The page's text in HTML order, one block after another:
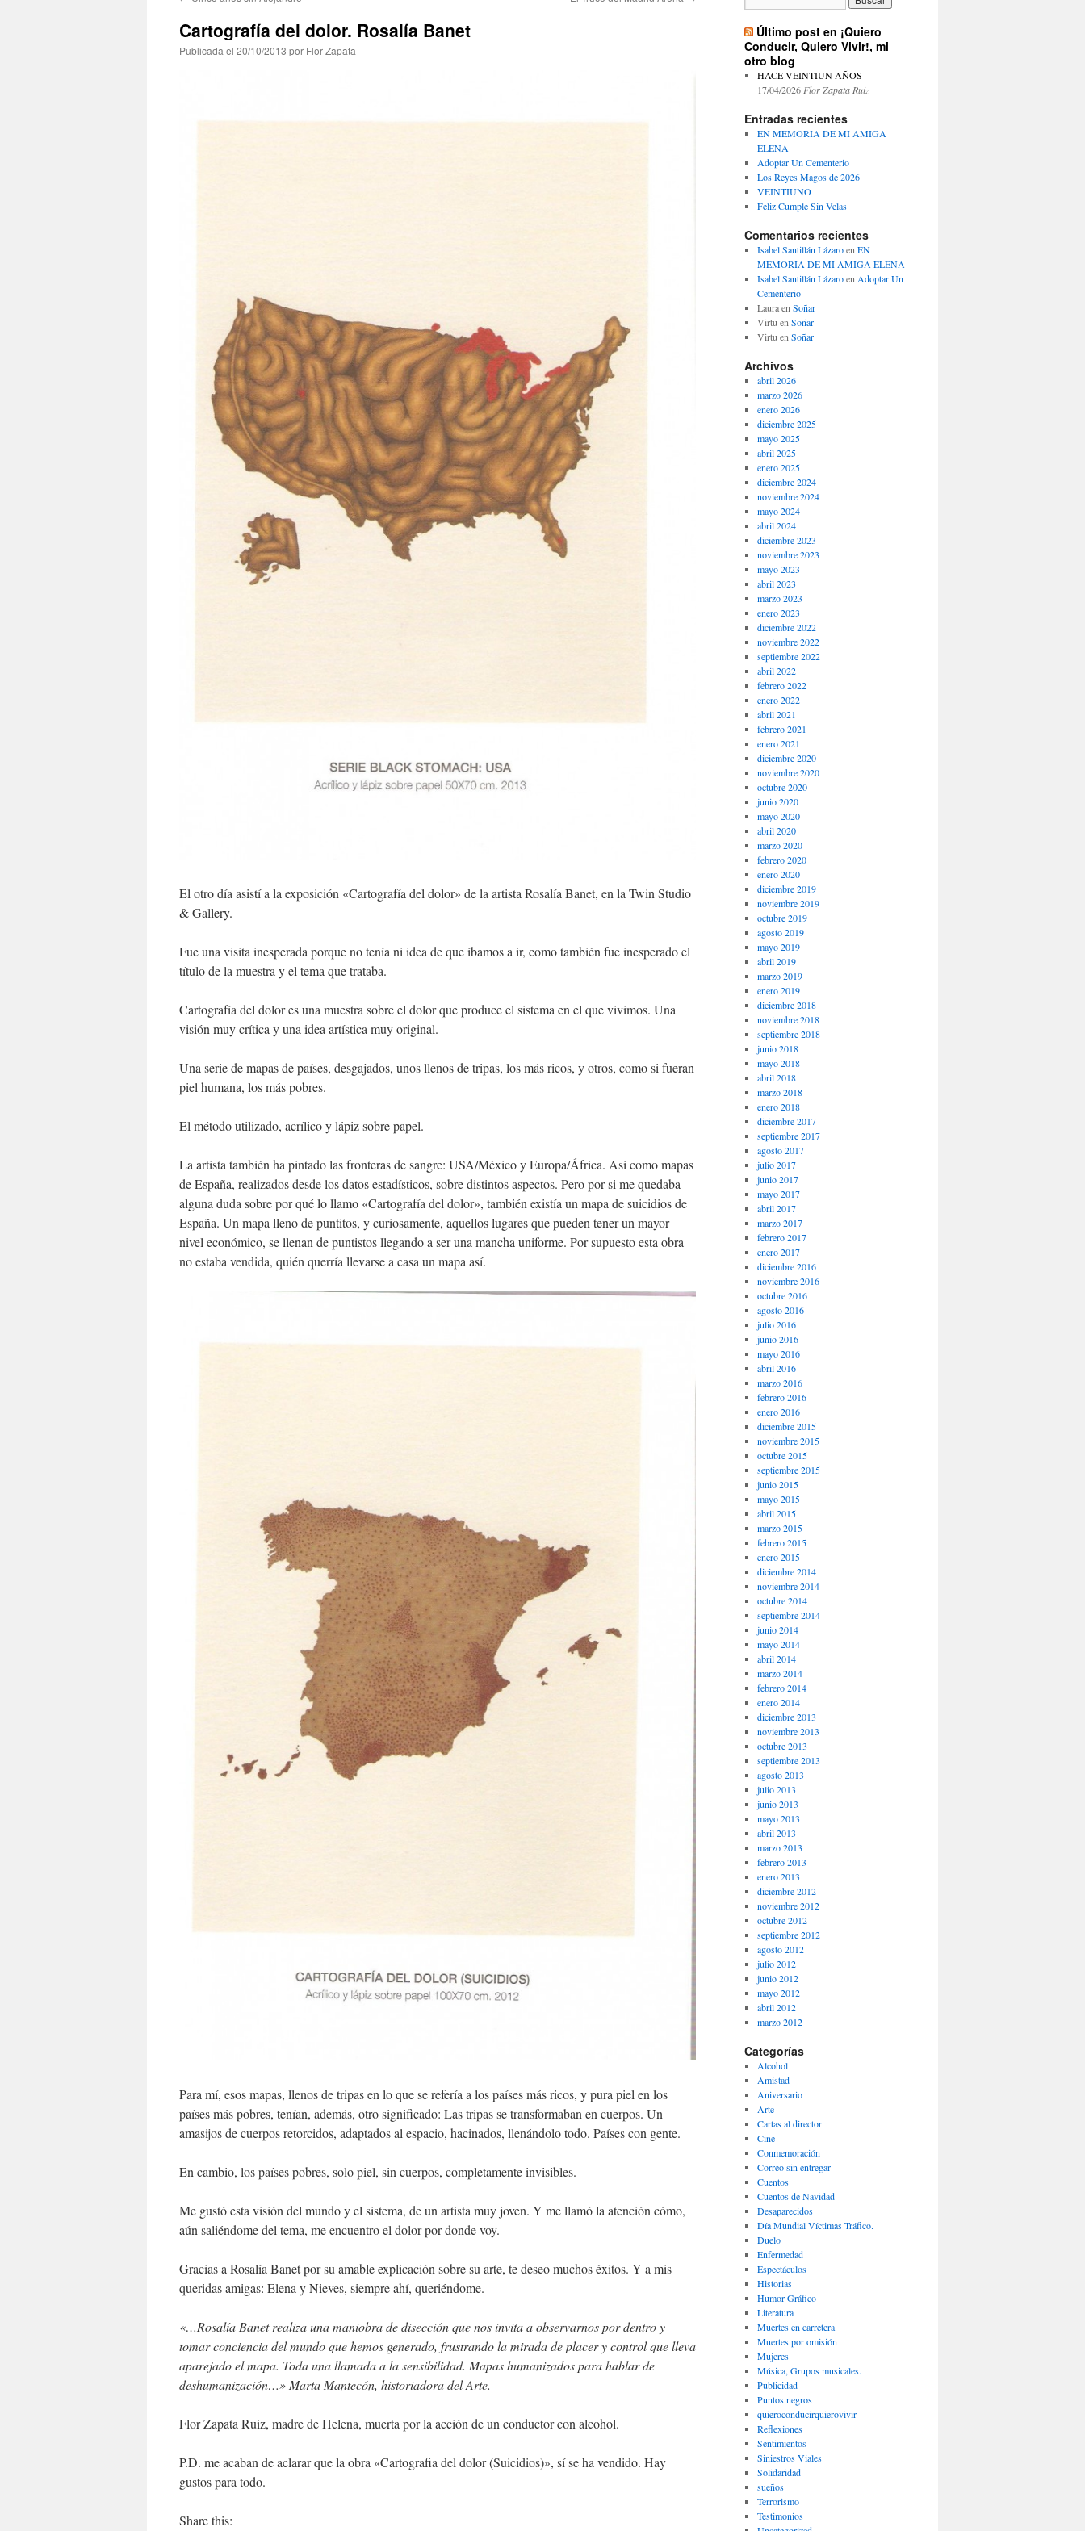
contenido
Cartografía del dolor. Rosalía Banet
Publicada el 20/10/2013 por Flor Zapata
El otro día asistí a la exposición «Cartografía del dolor» de la artista Rosalía Banet, en la Twin Studio
& Gallery.
Fue una visita inesperada porque no tenía ni idea de que íbamos a ir, como también fue inesperado el
título de la muestra y el tema que trataba.
Cartografía del dolor es una muestra sobre el dolor que produce el sistema en el que vivimos. Una
visión muy crítica y una idea artística muy original.
Una serie de mapas de países, desgajados, unos llenos de tripas, los más ricos, y otros, como si fueran
piel humana, los más pobres.
El método utilizado, acrílico y lápiz sobre papel.
La artista también ha pintado las fronteras de sangre: USA/México y Europa/África. Así como mapas
de España, realizados desde los datos estadísticos, sobre distintos aspectos. Pero por si me quedaba
alguna duda sobre por qué lo llamo «Cartografía del dolor», también existía un mapa de suicidios de
España. Un mapa lleno de puntitos, y curiosamente, aquellos lugares que pueden tener un mayor
nivel económico, se llenan de puntistos llegando a ser una mancha uniforme. Por supuesto esta obra
no estaba vendida, quién querría llevarse a casa un mapa así.
Para mí, esos mapas, llenos de tripas en lo que se refería a los países más ricos, y pura piel en los
países más pobres, tenían, además, otro significado: Las tripas se transformaban en cuerpos. Un
amasijos de cuerpos retorcidos, adaptados al espacio, hacinados, llenándolo todo. Países con gente.
En cambio, los países pobres, solo piel, sin cuerpos, completamente invisibles.
Me gustó esta visión del mundo y el sistema, de un artista muy joven. Y me llamó la atención cómo,
aún saliéndome del tema, me encuentro el dolor por donde voy.
Gracias a Rosalía Banet por su amable explicación sobre su arte, te deseo muchos éxitos. Y a mis
queridas amigas: Elena y Nieves, siempre ahí, queriéndome.
«…Rosalía Banet realiza una maniobra de disección que nos invita a observarnos por dentro y
tomar conciencia del mundo que hemos generado, frustrando la mirada de placer y control que lleva
aparejado el mapa. Toda una llamada a la sensibilidad. Mapas humanizados para hablar de
deshumanización…» Marta Mantecón, historiadora del Arte.
Flor Zapata Ruiz, madre de Helena, muerta por la acción de un conductor con alcohol.
P.D. me acaban de aclarar que la obra «Cartografia del dolor (Suicidios)», sí se ha vendido. Hay
gustos para todo.
Share this:
Último post en ¡Quiero
Conducir, Quiero Vivir!, mi
otro blog
HACE VEINTIUN AÑOS
17/04/2026 Flor Zapata Ruiz
Entradas recientes
EN MEMORIA DE MI AMIGA
ELENA
Adoptar Un Cementerio
Los Reyes Magos de 2026
VEINTIUNO
Feliz Cumple Sin Velas
Comentarios recientes
Isabel Santillán Lázaroen EN
MEMORIA DE MI AMIGA ELENA
Isabel Santillán Lázaroen Adoptar Un
Cementerio
Lauraen Soñar
Virtu en Soñar
Virtu en Soñar
Archivos
abril 2026
marzo 2026
enero 2026
diciembre 2025
mayo 2025
abril 2025
enero 2025
diciembre 2024
noviembre 2024
mayo 2024
abril 2024
diciembre 2023
noviembre 2023
mayo 2023
abril 2023
marzo 2023
enero 2023
diciembre 2022
noviembre 2022
septiembre 2022
abril 2022
febrero 2022
enero 2022
abril 2021
febrero 2021
enero 2021
diciembre 2020
noviembre 2020
octubre 2020
junio 2020
mayo 2020
abril 2020
marzo 2020
febrero 2020
enero 2020
diciembre 2019
noviembre 2019
octubre 2019
agosto 2019
mayo 2019
abril 2019
marzo 2019
enero 2019
diciembre 2018
noviembre 2018
septiembre 2018
junio 2018
mayo 2018
abril 2018
marzo 2018
enero 2018
diciembre 2017
septiembre 2017
agosto 2017
julio 2017
junio 2017
mayo 2017
abril 2017
marzo 2017
febrero 2017
enero 2017
diciembre 2016
noviembre 2016
octubre 2016
agosto 2016
julio 2016
junio 2016
mayo 2016
abril 2016
marzo 2016
febrero 2016
enero 2016
diciembre 2015
noviembre 2015
octubre 2015
septiembre 2015
junio 2015
mayo 2015
abril 2015
marzo 2015
febrero 2015
enero 2015
diciembre 2014
noviembre 2014
octubre 2014
septiembre 2014
junio 2014
mayo 2014
abril 2014
marzo 2014
febrero 2014
enero 2014
diciembre 2013
noviembre 2013
octubre 2013
septiembre 2013
agosto 2013
julio 2013
junio 2013
mayo 2013
abril 2013
marzo 2013
febrero 2013
enero 2013
diciembre 2012
noviembre 2012
octubre 2012
septiembre 2012
agosto 2012
julio 2012
junio 2012
mayo 2012
abril 2012
marzo 2012
Categorías
Alcohol
Amistad
Aniversario
Arte
Cartas al director
Cine
Conmemoración
Correo sin entregar
Cuentos
Cuentos de Navidad
Desaparecidos
Día Mundial Víctimas Tráfico.
Duelo
Enfermedad
Espectáculos
Historias
Humor Gráfico
Literatura
Muertes en carretera
Muertes por omisión
Mujeres
Música, Grupos musicales.
Publicidad
Puntos negros
quieroconducirquierovivir
Reflexiones
Sentimientos
Siniestros Viales
Solidaridad
sueños
Terrorismo
Testimonios